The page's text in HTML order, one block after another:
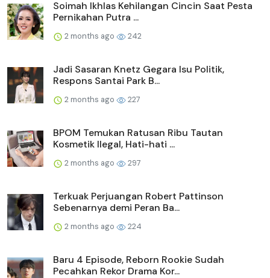
Soimah Ikhlas Kehilangan Cincin Saat Pesta
Pernikahan Putra ...
2 months ago 242
Jadi Sasaran Knetz Gegara Isu Politik,
Respons Santai Park B...
2 months ago 227
BPOM Temukan Ratusan Ribu Tautan
Kosmetik Ilegal, Hati-hati ...
2 months ago 297
Terkuak Perjuangan Robert Pattinson
Sebenarnya demi Peran Ba...
2 months ago 224
Baru 4 Episode, Reborn Rookie Sudah
Pecahkan Rekor Drama Kor...